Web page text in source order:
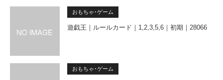
おもちゃ･ゲーム
遊戯王｜ルールカード｜1,2,3,5,6｜初期｜28066
おもちゃ･ゲーム